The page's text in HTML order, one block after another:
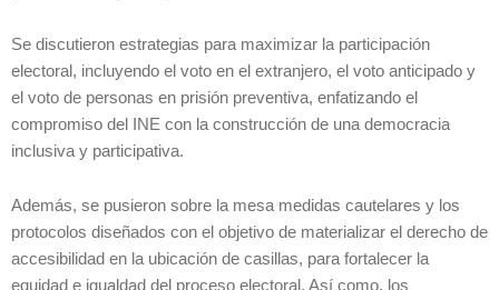
Se discutieron estrategias para maximizar la participación
electoral, incluyendo el voto en el extranjero, el voto anticipado y
el voto de personas en prisión preventiva, enfatizando el
compromiso del INE con la construcción de una democracia
inclusiva y participativa.
Además, se pusieron sobre la mesa medidas cautelares y los
protocolos diseñados con el objetivo de materializar el derecho de
accesibilidad en la ubicación de casillas, para fortalecer la
equidad e igualdad del proceso electoral. Así como, los